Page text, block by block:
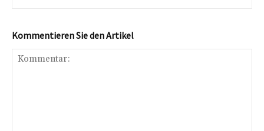
Kommentieren Sie den Artikel